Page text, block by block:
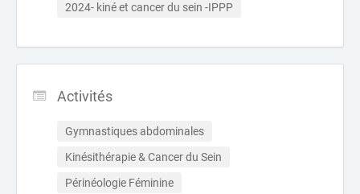
2024- kiné et cancer du sein -IPPP
Activités
Gymnastiques abdominales
Kinésithérapie & Cancer du Sein
Périnéologie Féminine